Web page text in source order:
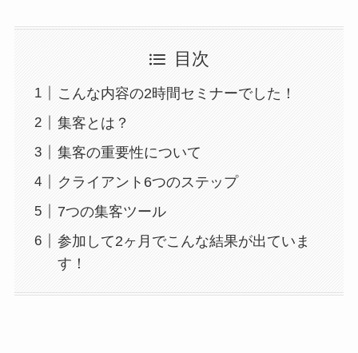
目次
こんな内容の2時間セミナーでした！
集客とは？
集客の重要性について
クライアント6つのステップ
7つの集客ツール
参加して2ヶ月でこんな結果が出ていま
す！